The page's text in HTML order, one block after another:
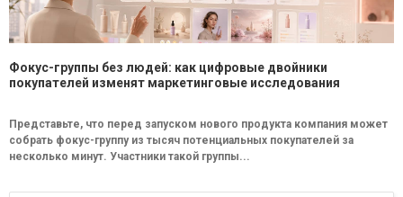
Фокус-группы без людей: как цифровые двойники
покупателей изменят маркетинговые исследования
Представьте, что перед запуском нового продукта компания может
собрать фокус-группу из тысяч потенциальных покупателей за
несколько минут. Участники такой группы...